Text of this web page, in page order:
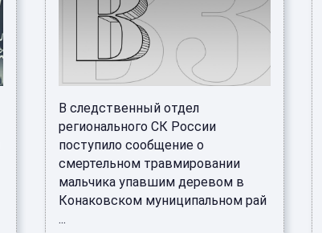
В следственный отдел
регионального СК России
поступило сообщение о
смертельном травмировании
мальчика упавшим деревом в
Конаковском муниципальном рай
...